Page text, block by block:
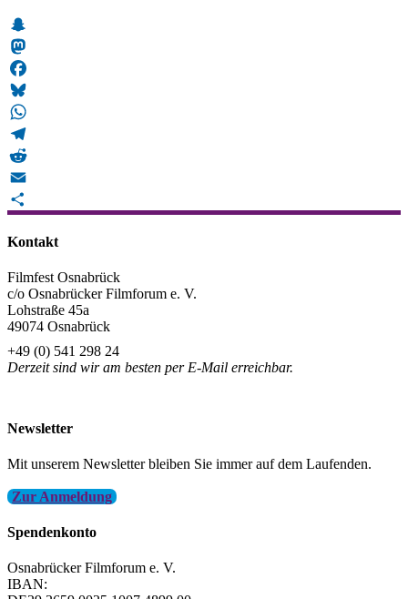
Snapchat
Mastodon
Facebook
Bluesky
WhatsApp
Telegram
Reddit
Email
Kontakt
Filmfest Osnabrück
c/o Osnabrücker Filmforum e. V.
Lohstraße 45a
49074 Osnabrück
+49 (0) 541 298 24
Derzeit sind wir am besten per E-Mail erreichbar.
Newsletter
Mit unserem Newsletter bleiben Sie immer auf dem Laufenden.
Zur Anmeldung
Spendenkonto
Osnabrücker Filmforum e. V.
IBAN: